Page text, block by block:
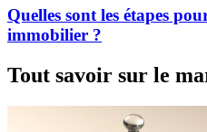
Quelles sont les étapes
immobilier ?
Tout savoir sur le